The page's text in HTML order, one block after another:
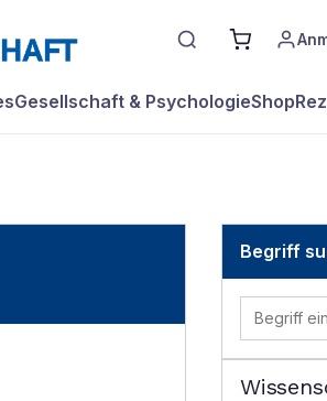
Gesellschaft & PsychologieShop
Begriff